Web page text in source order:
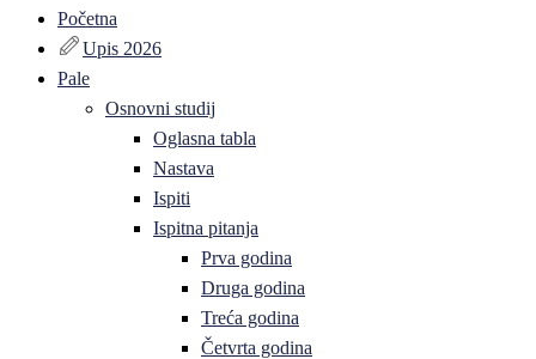
Početna
Upis 2026
Pale
Osnovni studij
Oglasna tabla
Nastava
Ispiti
Ispitna pitanja
Prva godina
Druga godina
Treća godina
Četvrta godina